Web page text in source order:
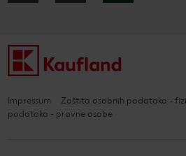
Impressum Zaštita osobnih podataka -
podataka - pravne osobe